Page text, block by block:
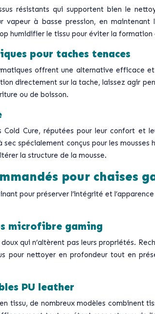
résistants qui supportent bien le
vapeur à basse pression, en
humidifier le tissu pour éviter la formation
pour taches tenaces
offrent une alternative efficace
directement sur la tache, laissez agir
ou de boisson.
Cold Cure, réputées pour leur confort
spécialement conçus pour les
la structure de la mousse.
pour chaises
pour préserver l’intégrité et
microfibre gaming
qui n’altèrent pas leurs propriétés.
pour nettoyer en profondeur tout en
PU leather
tissu, de nombreux modèles combinent